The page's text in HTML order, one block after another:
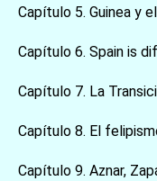
Capítulo 5. Guinea y
Capítulo 6. Spain is
Capítulo 7. La
Capítulo 8. El
Capítulo 9. Aznar,